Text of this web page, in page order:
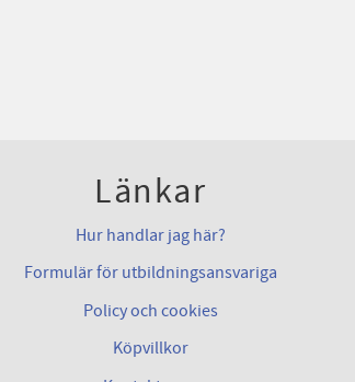
Länkar
Hur handlar jag här?
Formulär för utbildningsansvariga
Policy och cookies
Köpvillkor